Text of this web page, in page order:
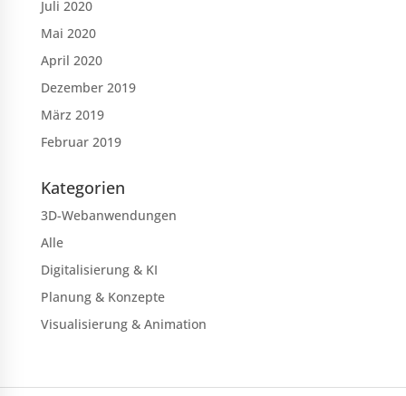
Juli 2020
Mai 2020
April 2020
Dezember 2019
März 2019
Februar 2019
Kategorien
3D-Webanwendungen
Alle
Digitalisierung & KI
Planung & Konzepte
Visualisierung & Animation